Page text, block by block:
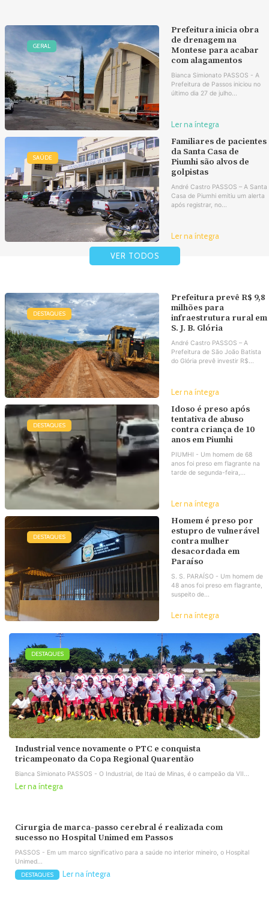
GERAL
Prefeitura inicia obra
de drenagem na
Montese para acabar
com alagamentos
Bianca Simionato PASSOS - A
Prefeitura de Passos iniciou no
último dia 27 de julho...
Ler na íntegra
SAÚDE
Familiares de pacientes
da Santa Casa de
Piumhi são alvos de
golpistas
André Castro PASSOS – A Santa
Casa de Piumhi emitiu um alerta
após registrar, no...
Ler na íntegra
VER TODOS
DESTAQUES
Prefeitura prevê R$ 9,8
milhões para
infraestrutura rural em
S. J. B. Glória
André Castro PASSOS – A
Prefeitura de São João Batista
do Glória prevê investir R$...
Ler na íntegra
DESTAQUES
Idoso é preso após
tentativa de abuso
contra criança de 10
anos em Piumhi
PIUMHI - Um homem de 68
anos foi preso em flagrante na
tarde de segunda-feira,...
Ler na íntegra
DESTAQUES
Homem é preso por
estupro de vulnerável
contra mulher
desacordada em
Paraíso
S. S. PARAÍSO - Um homem de
48 anos foi preso em flagrante,
suspeito de...
Ler na íntegra
DESTAQUES
Industrial vence novamente o PTC e conquista
tricampeonato da Copa Regional Quarentão
Bianca Simionato PASSOS - O Industrial, de Itaú de Minas, é o campeão da VII...
Ler na íntegra
Cirurgia de marca-passo cerebral é realizada com
sucesso no Hospital Unimed em Passos
PASSOS - Em um marco significativo para a saúde no interior mineiro, o Hospital
Unimed...
DESTAQUES Ler na íntegra